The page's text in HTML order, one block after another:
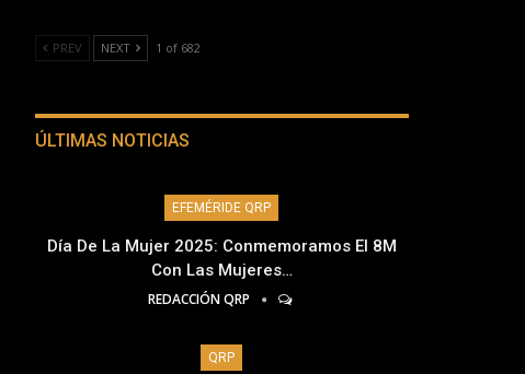
PREV NEXT 1 of 682
ÚLTIMAS NOTICIAS
EFEMÉRIDE QRP
Día De La Mujer 2025: Conmemoramos El 8M
Con Las Mujeres…
REDACCIÓN QRP
QRP